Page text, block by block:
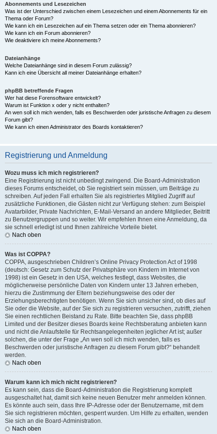
Abonnements und Lesezeichen
Was ist der Unterschied zwischen einem Lesezeichen und einem Abonnements für ein
Thema oder Forum?
Wie kann ich ein Lesezeichen auf ein Thema setzen oder ein Thema abonnieren?
Wie kann ich ein Forum abonnieren?
Wie deaktiviere ich meine Abonnements?
Dateianhänge
Welche Dateianhänge sind in diesem Forum zulässig?
Kann ich eine Übersicht all meiner Dateianhänge erhalten?
phpBB betreffende Fragen
Wer hat diese Forensoftware entwickelt?
Warum ist Funktion x oder y nicht enthalten?
An wen soll ich mich wenden, falls es Beschwerden oder juristische Anfragen zu diesem
Forum gibt?
Wie kann ich einen Administrator des Boards kontaktieren?
Registrierung und Anmeldung
Wozu muss ich mich registrieren?
Eine Registrierung ist nicht unbedingt zwingend. Die Board-Administration
dieses Forums entscheidet, ob Sie registriert sein müssen, um Beiträge zu
schreiben. Auf jeden Fall erhalten Sie als registriertes Mitglied Zugriff auf
zusätzliche Funktionen, die Gästen nicht zur Verfügung stehen: zum Beispiel
Avatarbilder, Private Nachrichten, E-Mail-Versand an andere Mitglieder, Beitritt
zu Benutzergruppen und so weiter. Wir empfehlen Ihnen eine Anmeldung, da
sie schnell erledigt ist und Ihnen zahlreiche Vorteile bietet.
Nach oben
Was ist COPPA?
COPPA, ausgeschrieben Children’s Online Privacy Protection Act of 1998
(deutsch: Gesetz zum Schutz der Privatsphäre von Kindern im Internet von
1998) ist ein Gesetz in den USA, welches festlegt, dass Websites, die
möglicherweise persönliche Daten von Kindern unter 13 Jahren erheben,
hierzu die Zustimmung der Eltern beziehungsweise des oder der
Erziehungsberechtigten benötigen. Wenn Sie sich unsicher sind, ob dies auf
Sie oder die Website, auf der Sie sich zu registrieren versuchen, zutrifft, ziehen
Sie einen rechtlichen Beistand zu Rate. Bitte beachten Sie, dass phpBB
Limited und der Besitzer dieses Boards keine Rechtsberatung anbieten kann
und nicht die Anlaufstelle für Rechtsangelegenheiten jeglicher Art ist; außer
solchen, die unter der Frage „An wen soll ich mich wenden, falls es
Beschwerden oder juristische Anfragen zu diesem Forum gibt?“ behandelt
werden.
Nach oben
Warum kann ich mich nicht registrieren?
Es kann sein, dass die Board-Administration die Registrierung komplett
ausgeschaltet hat, damit sich keine neuen Benutzer mehr anmelden können.
Es könnte auch sein, dass Ihre IP-Adresse oder der Benutzername, mit dem
Sie sich registrieren möchten, gesperrt wurden. Um Hilfe zu erhalten, wenden
Sie sich an die Board-Administration.
Nach oben